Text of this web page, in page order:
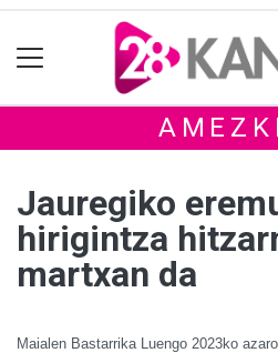
Jauregiko
hirigintza
martxan da
Maialen Bastarrika Luengo 2023ko